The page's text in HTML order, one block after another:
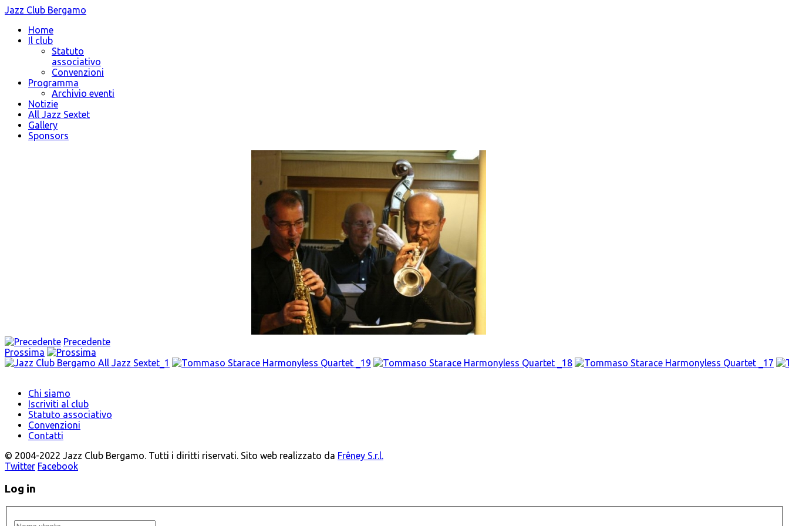
Jazz Club Bergamo
Home
Il club
Statuto
associativo
Convenzioni
Programma
Archivio eventi
Notizie
All Jazz Sextet
Gallery
Sponsors
Precedente
Prossima
Chi siamo
Iscriviti al club
Statuto associativo
Convenzioni
Contatti
© 2004-2022 Jazz Club Bergamo. Tutti i diritti riservati. Sito web realizzato da Frêney S.r.l.
Twitter Facebook
Log in